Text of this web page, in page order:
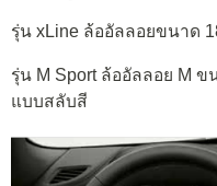
รุ่น xLine ล้ออัลลอยขนาด
รุ่น M Sport ล้ออัลลอย M
แบบสลับสี